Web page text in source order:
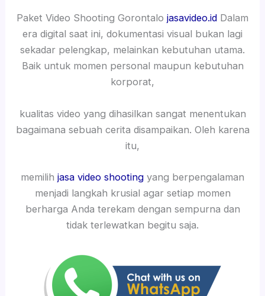
Paket Video Shooting Gorontalo jasavideo.id Dalam
era digital saat ini, dokumentasi visual bukan lagi
sekadar pelengkap, melainkan kebutuhan utama.
Baik untuk momen personal maupun kebutuhan
korporat,
kualitas video yang dihasilkan sangat menentukan
bagaimana sebuah cerita disampaikan. Oleh karena
itu,
memilih jasa video shooting yang berpengalaman
menjadi langkah krusial agar setiap momen
berharga Anda terekam dengan sempurna dan
tidak terlewatkan begitu saja.